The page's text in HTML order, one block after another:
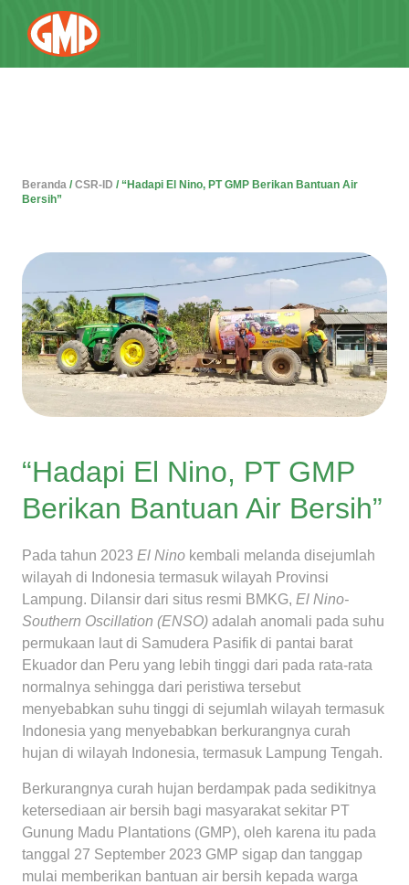
Beranda / CSR-ID / “Hadapi El Nino, PT GMP Berikan Bantuan Air
Bersih”
“Hadapi El Nino, PT GMP
Berikan Bantuan Air Bersih”
Pada tahun 2023 El Nino kembali melanda disejumlah
wilayah di Indonesia termasuk wilayah Provinsi
Lampung. Dilansir dari situs resmi BMKG, El Nino-
Southern Oscillation (ENSO) adalah anomali pada suhu
permukaan laut di Samudera Pasifik di pantai barat
Ekuador dan Peru yang lebih tinggi dari pada rata-rata
normalnya sehingga dari peristiwa tersebut
menyebabkan suhu tinggi di sejumlah wilayah termasuk
Indonesia yang menyebabkan berkurangnya curah
hujan di wilayah Indonesia, termasuk Lampung Tengah.
Berkurangnya curah hujan berdampak pada sedikitnya
ketersediaan air bersih bagi masyarakat sekitar PT
Gunung Madu Plantations (GMP), oleh karena itu pada
tanggal 27 September 2023 GMP sigap dan tanggap
mulai memberikan bantuan air bersih kepada warga